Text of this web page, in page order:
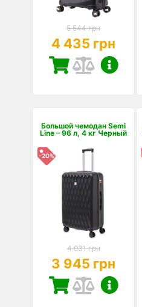
5 544 грн
4 435 грн
Большой чемодан Semi
Line – 96 л, 4 кг Черный
-20%
4 931 грн
3 945 грн